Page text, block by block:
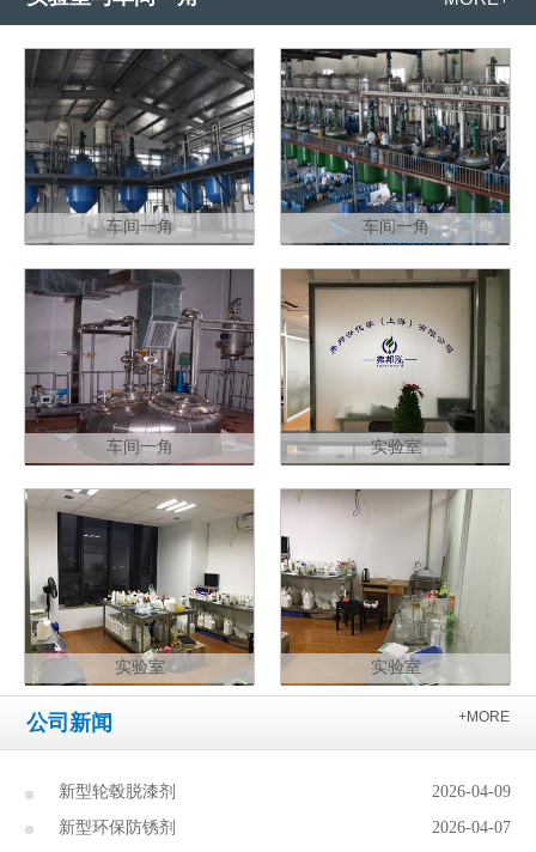
车间一角 车间一角
车间一角 实验室
实验室 实验室
+MORE
公司新闻
2026-04-09
新型轮毂脱漆剂
2026-04-07
新型环保防锈剂